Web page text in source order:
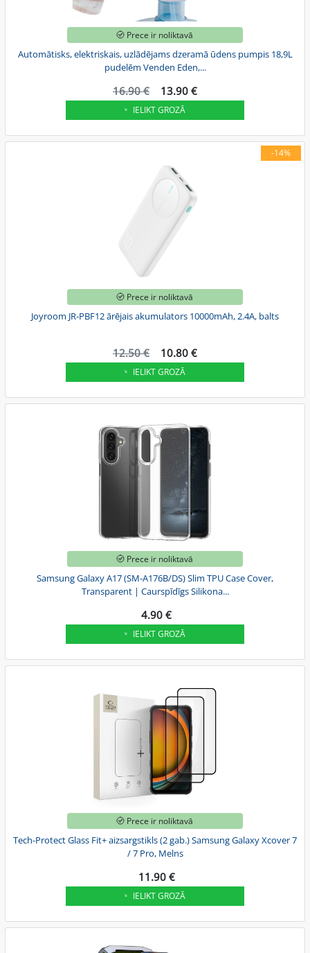
Prece ir noliktavā
Automātisks, elektriskais, uzlādējams dzeramā ūdens pumpis 18,9L
pudelēm Venden Eden,...
16.90 € 13.90 €
IELIKT GROZĀ
-14%
Prece ir noliktavā
Joyroom JR-PBF12 ārējais akumulators 10000mAh, 2.4A, balts
12.50 € 10.80 €
IELIKT GROZĀ
Prece ir noliktavā
Samsung Galaxy A17 (SM-A176B/DS) Slim TPU Case Cover,
Transparent | Caurspīdīgs Silikona...
4.90 €
IELIKT GROZĀ
Prece ir noliktavā
Tech-Protect Glass Fit+ aizsargstikls (2 gab.) Samsung Galaxy Xcover 7
/ 7 Pro, Melns
11.90 €
IELIKT GROZĀ